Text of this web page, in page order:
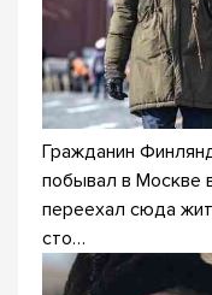
Гражданин
побывал в Москве
переехал сюда
сто…